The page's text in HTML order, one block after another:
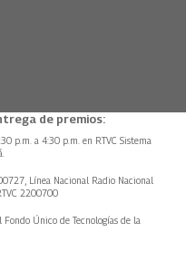
de premios:
p.m. a 4:30 p.m. en RTVC Sistema
Línea Nacional Radio Nacional
2200700
Único de Tecnologías de la